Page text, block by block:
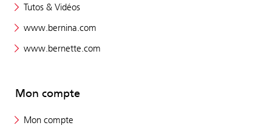
Tutos & Vidéos
www.bernina.com
www.bernette.com
Mon compte
Mon compte